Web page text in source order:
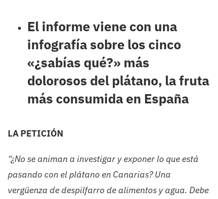
El informe viene con una
infografía sobre los cinco
«¿sabías qué?» más
dolorosos del plátano, la fruta
más consumida en España
LA PETICIÓN
“¿No se animan a investigar y exponer lo que está
pasando con el plátano en Canarias? Una
vergüenza de despilfarro de alimentos y agua. Debe